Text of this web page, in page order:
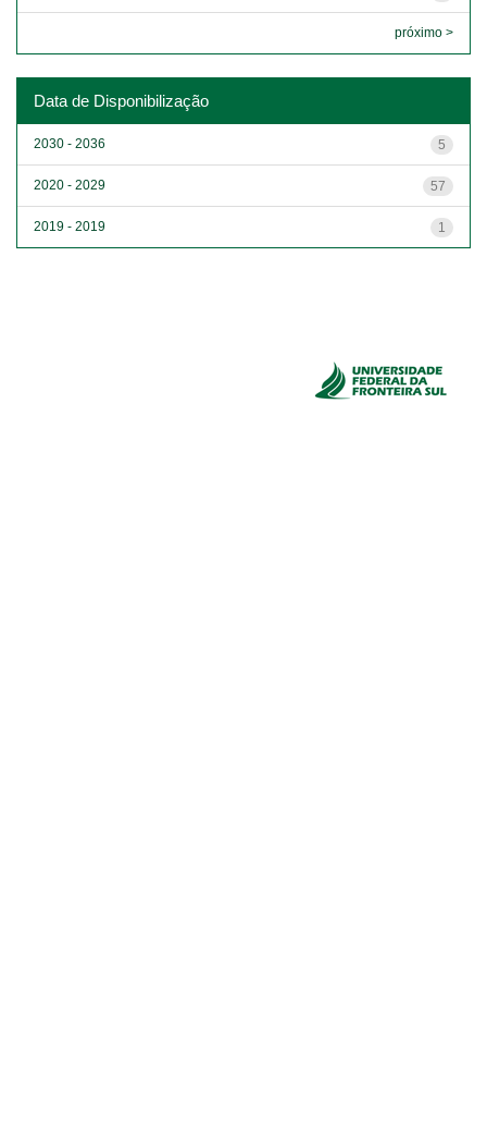
próximo >
Data de Disponibilização
5
2030 - 2036
57
2020 - 2029
1
2019 - 2019